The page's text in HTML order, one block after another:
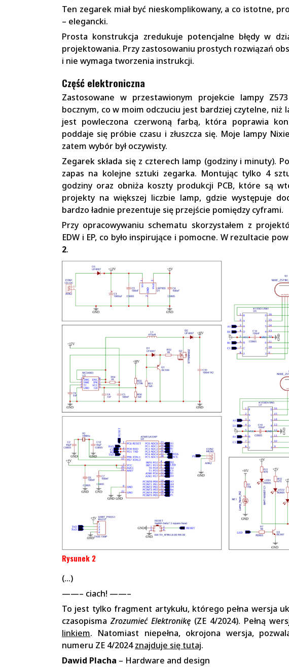
Ten zegarek miał być nieskomplikowany, a co istotne,
– elegancki.
Prosta konstrukcja zredukuje potencjalne błędy w
projektowania. Przy zastosowaniu prostych rozwiązań
i nie wymaga tworzenia instrukcji.
Część elektroniczna
Zastosowane w przestawionym projekcie lampy
bocznym, co w moim odczuciu jest bardziej czytelne, niż
jest powleczona czerwoną farbą, która poprawia
poddaje się próbie czasu i złuszcza się. Moje lampy
zatem wybór był oczywisty.
Zegarek składa się z czterech lamp (godziny i minuty).
zapas na kolejne sztuki zegarka. Montując tylko 4
godziny oraz obniża koszty produkcji PCB, które są
projekty na większej liczbie lamp, gdzie występuje
bardzo ładnie prezentuje się przejście pomiędzy cyframi.
Przy opracowywaniu schematu skorzystałem z
EDW i EP, co było inspirujące i pomocne. W rezultacie
2.
Rysunek 2
(…)
——– ciach! ——–
To jest tylko fragment artykułu, którego pełna wersja
czasopismaZrozumieć Elektronikę (ZE 4/2024). Pełną
linkiem. Natomiast niepełna, okrojona wersja,
numeru ZE 4/2024znajduje się tutaj.
Dawid Placha – Hardware and design